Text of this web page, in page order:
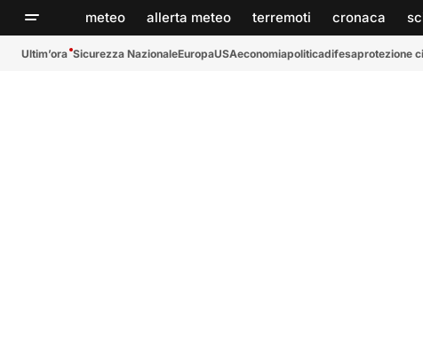
meteo allerta meteo terremoti cronaca
Ultim’ora Sicurezza NazionaleEuropaUSAeconomiapoliticadifesaprotezione